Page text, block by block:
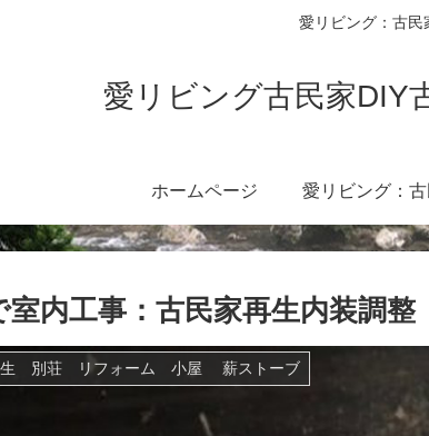
愛リビング：古民
愛リビング古民家DIY
ホームページ 愛リビング：
diy360
内工事：古民家再生内装調整
生 別荘 リフォーム 小屋 薪ストーブ